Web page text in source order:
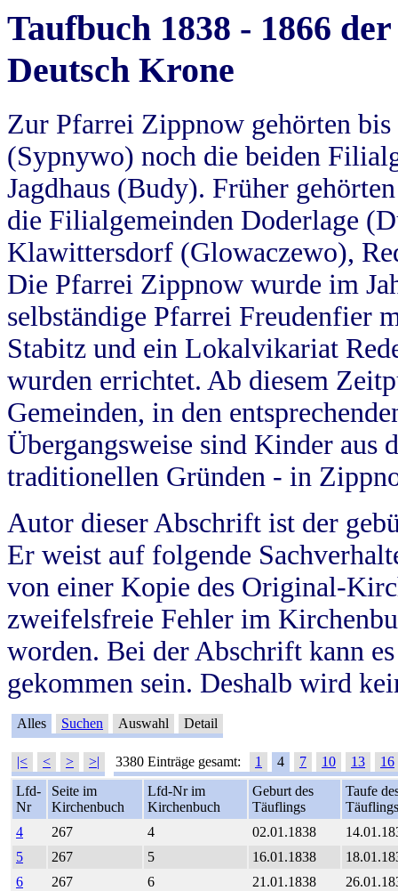
Taufbuch 1838 - 1866
Deutsch Krone
Zur Pfarrei Zippnow gehörten
(Sypnywo) noch die beiden
Jagdhaus (Budy). Früher
die Filialgemeinden Doderlage
Klawittersdorf (Glowaczewo),
Die Pfarrei Zippnow wurde im
selbständige Pfarrei Freudenfier
Stabitz und ein Lokalvikariat
wurden errichtet. Ab diesem
Gemeinden, in den
Übergangsweise sind Kinder aus
traditionellen Gründen - in
Autor dieser Abschrift ist der
Er weist auf folgende
von einer Kopie des Original-
zweifelsfreie Fehler im
worden. Bei der Abschrift kann
gekommen sein. Deshalb wird
Alles Suchen Auswahl Detail
|< < > >| 3380 Einträge gesamt: 1 4 7 10 13
16
Lfd-
Nr
Seite im
Kirchenbuch
Lfd-Nr im
Kirchenbuch
Geburt des
Täuflings
Taufe
Täuflings
4
267 4 02.01.1838
5
267 5 16.01.1838
6
267 6 21.01.1838